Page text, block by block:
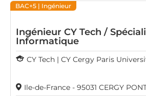
BAC+5 | Ingénieur
Ingénieur CY Tech /
Informatique
CY Tech | CY Cergy Paris
Ile-de-France - 95031 CERGY